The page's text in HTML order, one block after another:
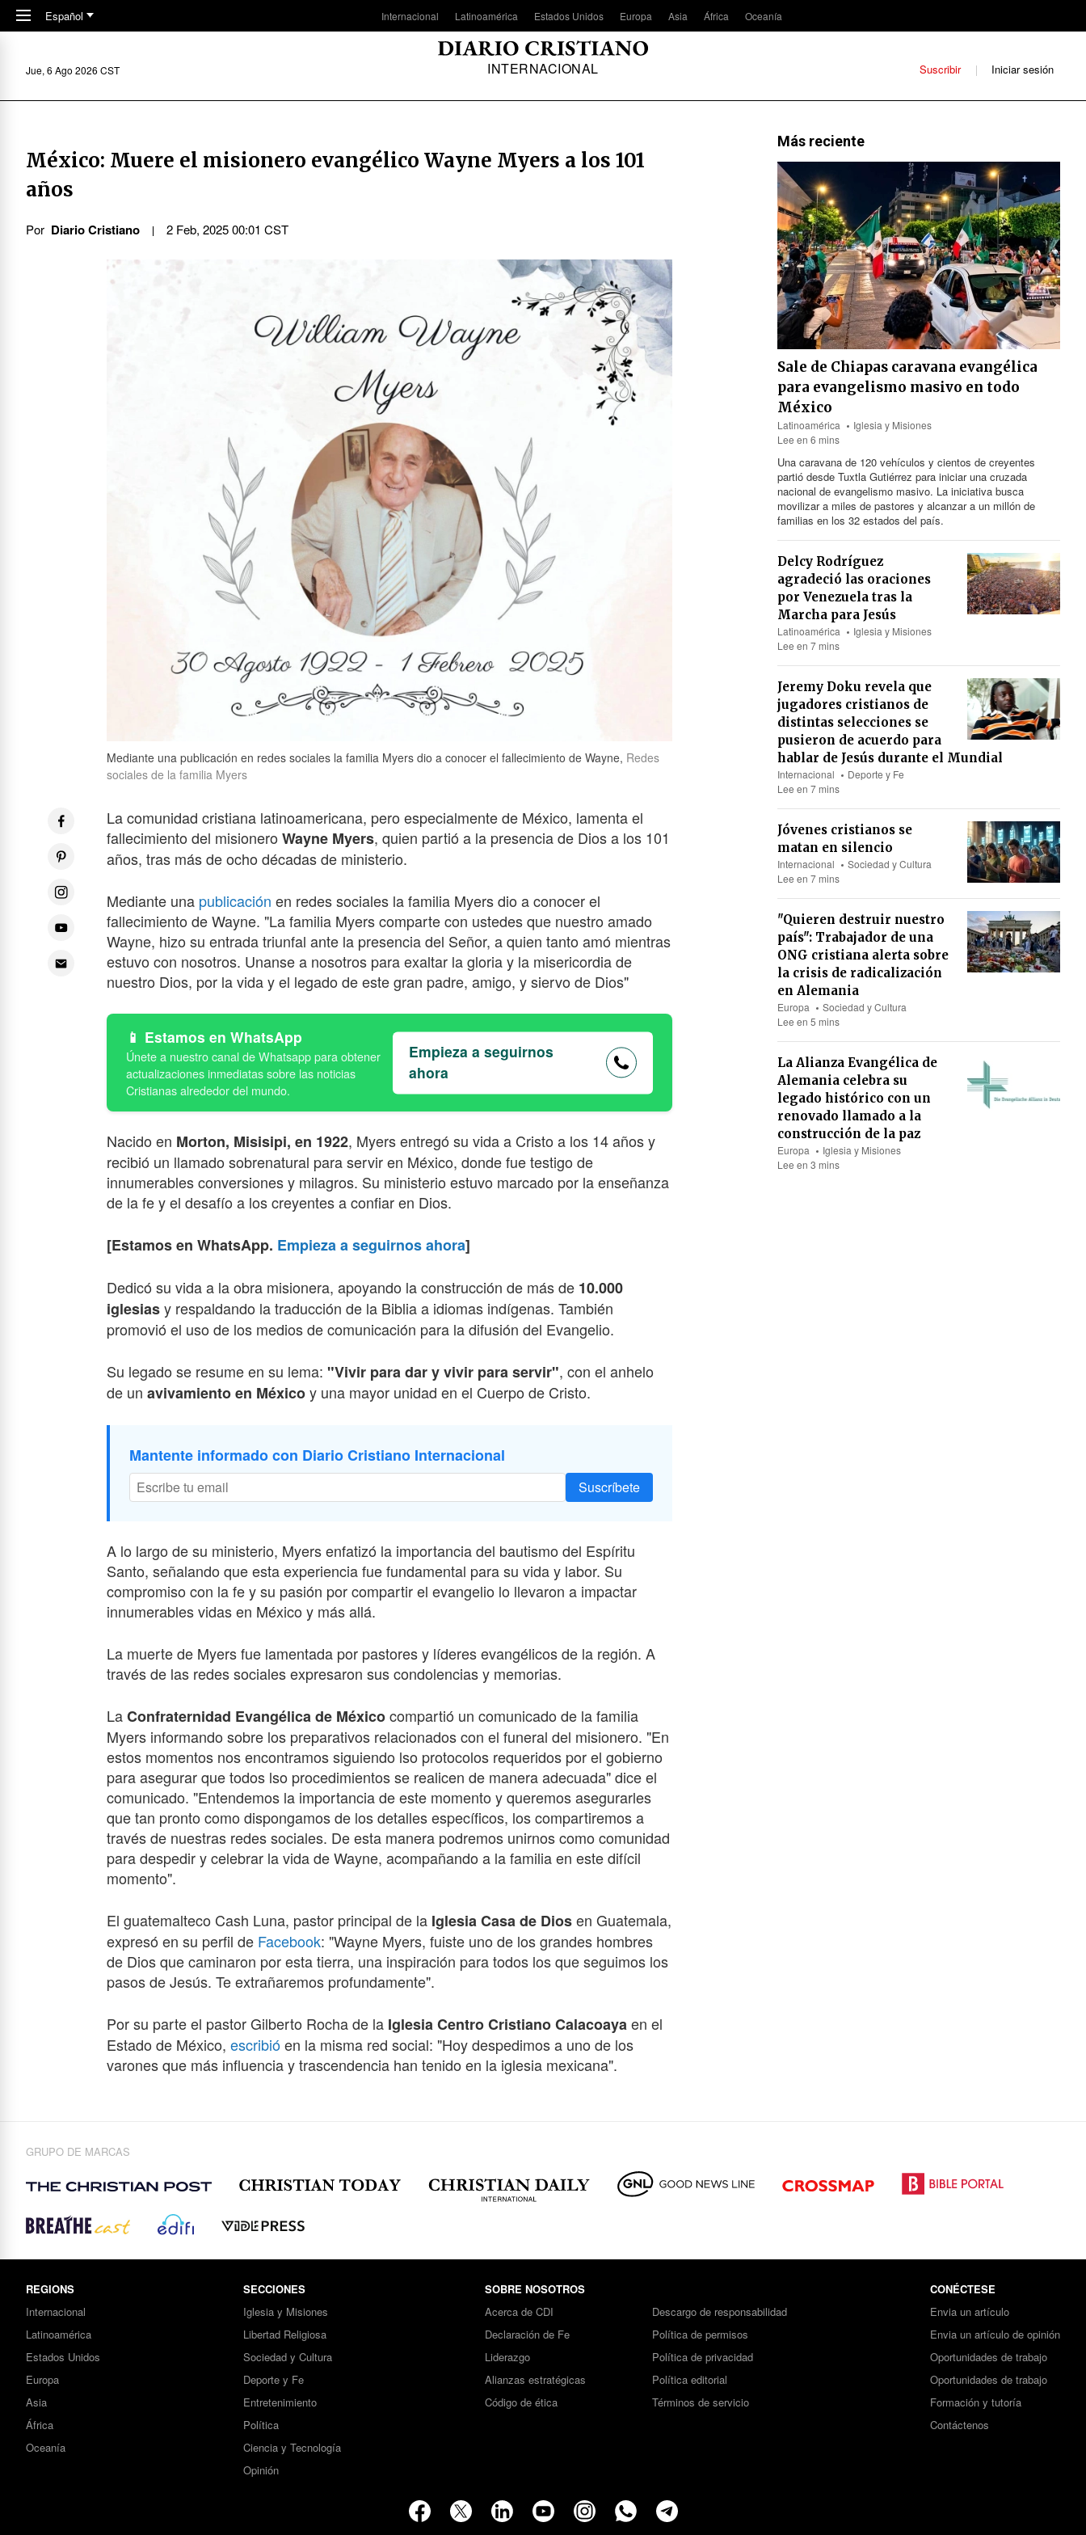
Skip to main content
Español Internacional Latinoamérica Estados Unidos Europa Asia África Oceanía
INTERNACIONAL
Jue, 6 Ago 2026 CST Suscribir Iniciar sesión
México: Muere el misionero evangélico Wayne Myers a los 101
años
Por Diario Cristiano 2 Feb, 2025 00:01 CST
Mediante una publicación en redes sociales la familia Myers dio a conocer el fallecimiento de Wayne, Redes
sociales de la familia Myers
La comunidad cristiana latinoamericana, pero especialmente de México, lamenta el
fallecimiento del misionero Wayne Myers, quien partió a la presencia de Dios a los 101
años, tras más de ocho décadas de ministerio.
Mediante una publicación en redes sociales la familia Myers dio a conocer el
fallecimiento de Wayne. "La familia Myers comparte con ustedes que nuestro amado
Wayne, hizo su entrada triunfal ante la presencia del Señor, a quien tanto amó mientras
estuvo con nosotros. Unanse a nosotros para exaltar la gloria y la misericordia de
nuestro Dios, por la vida y el legado de este gran padre, amigo, y siervo de Dios"
Estamos en WhatsApp
Empieza a seguirnos
ahora
Nacido en Morton, Misisipi, en 1922, Myers entregó su vida a Cristo a los 14 años y
recibió un llamado sobrenatural para servir en México, donde fue testigo de
innumerables conversiones y milagros. Su ministerio estuvo marcado por la enseñanza
de la fe y el desafío a los creyentes a confiar en Dios.
[Estamos en WhatsApp. Empieza a seguirnos ahora]
Dedicó su vida a la obra misionera, apoyando la construcción de más de 10.000
iglesiasy respaldando la traducción de la Biblia a idiomas indígenas. También
promovió el uso de los medios de comunicación para la difusión del Evangelio.
Su legado se resume en su lema: "Vivir para dar y vivir para servir", con el anhelo
de un avivamiento en Méxicoy una mayor unidad en el Cuerpo de Cristo.
Mantente informado con Diario Cristiano Internacional
Suscríbete
A lo largo de su ministerio, Myers enfatizó la importancia del bautismo del Espíritu
Santo, señalando que esta experiencia fue fundamental para su vida y labor. Su
compromiso con la fe y su pasión por compartir el evangelio lo llevaron a impactar
innumerables vidas en México y más allá.
La muerte de Myers fue lamentada por pastores y líderes evangélicos de la región. A
través de las redes sociales expresaron sus condolencias y memorias.
LaConfraternidad Evangélica de Méxicocompartió un comunicado de la familia
Myers informando sobre los preparativos relacionados con el funeral del misionero. "En
estos momentos nos encontramos siguiendo lso protocolos requeridos por el gobierno
para asegurar que todos lso procedimientos se realicen de manera adecuada" dice el
comunicado. "Entendemos la importancia de este momento y queremos asegurarles
que tan pronto como dispongamos de los detalles específicos, los compartiremos a
través de nuestras redes sociales. De esta manera podremos unirnos como comunidad
para despedir y celebrar la vida de Wayne, acompañando a la familia en este difícil
momento".
El guatemalteco Cash Luna, pastor principal de la Iglesia Casa de Diosen Guatemala,
expresó en su perfil de Facebook: "Wayne Myers, fuiste uno de los grandes hombres
de Dios que caminaron por esta tierra, una inspiración para todos los que seguimos los
pasos de Jesús. Te extrañaremos profundamente".
Por su parte el pastor Gilberto Rocha de la Iglesia Centro Cristiano Calacoayaen el
Estado de México, escribióen la misma red social: "Hoy despedimos a uno de los
varones que más influencia y trascendencia han tenido en la iglesia mexicana".
Más reciente
Sale de Chiapas caravana evangélica
para evangelismo masivo en todo
México
Latinoamérica
Iglesia y Misiones
Lee en 6 mins
Una caravana de 120 vehículos y cientos de creyentes
partió desde Tuxtla Gutiérrez para iniciar una cruzada
nacional de evangelismo masivo. La iniciativa busca
movilizar a miles de pastores y alcanzar a un millón de
familias en los 32 estados del país.
Delcy Rodríguez
agradeció las oraciones
por Venezuela tras la
Marcha para Jesús
Latinoamérica
Iglesia y Misiones
Lee en 7 mins
Jeremy Doku revela que
jugadores cristianos de
distintas selecciones se
pusieron de acuerdo para
hablar de Jesús durante el Mundial
Internacional
Deporte y Fe
Lee en 7 mins
Jóvenes cristianos se
matan en silencio
Internacional
Sociedad y Cultura
Lee en 7 mins
"Quieren destruir nuestro
país": Trabajador de una
ONG cristiana alerta sobre
la crisis de radicalización
en Alemania
Europa
Sociedad y Cultura
Lee en 5 mins
La Alianza Evangélica de
Alemania celebra su
legado histórico con un
renovado llamado a la
construcción de la paz
Europa
Iglesia y Misiones
Lee en 3 mins
GRUPO DE MARCAS
REGIONS
Internacional
Latinoamérica
Estados Unidos
Europa
Asia
África
Oceanía
SECCIONES
Iglesia y Misiones
Libertad Religiosa
Sociedad y Cultura
Deporte y Fe
Entretenimiento
Política
Ciencia y Tecnología
Opinión
SOBRE NOSOTROS
Acerca de CDI
Declaración de Fe
Liderazgo
Alianzas estratégicas
Código de ética
Descargo de responsabilidad
Política de permisos
Política de privacidad
Política editorial
Términos de servicio
CONÉCTESE
Envia un artículo
Envia un artículo de opinión
Oportunidades de trabajo
Oportunidades de trabajo
Formación y tutoría
Contáctenos